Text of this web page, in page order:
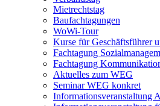
Mietrechtstag
Baufachtagungen
WoWi-Tour
Kurse für Geschäftsführer
Fachtagung
Fachtagung
Aktuelles zum WEG
Seminar WEG konkret
Informationsveranstaltung